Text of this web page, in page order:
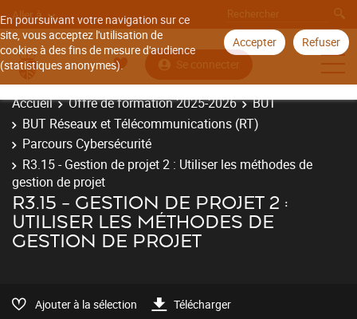
En poursuivant votre navigation sur ce
site, vous acceptez l'utilisation de
cookies à des fins de mesure d'audience
(statistiques anonymes).
Accepter Refuser
Aller à
Se connecter
Accueil Offre de formation 2025-2026
BUT
BUT Réseaux et Télécommunications (RT)
Parcours Cybersécurité
R3.15 - Gestion de projet 2 : Utiliser les méthodes de
gestion de projet
R3.15 - GESTION DE PROJET 2 :
UTILISER LES MÉTHODES DE
GESTION DE PROJET
Ajouter à la sélection Télécharger